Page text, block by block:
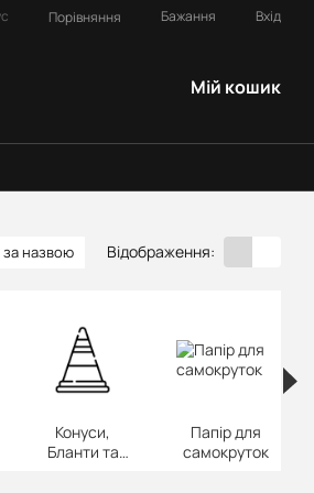
Порівняння Бажання Вхід
Мій кошик
за назвою Відображення:
Конуси,
Бланти та
Папір для
самокруток